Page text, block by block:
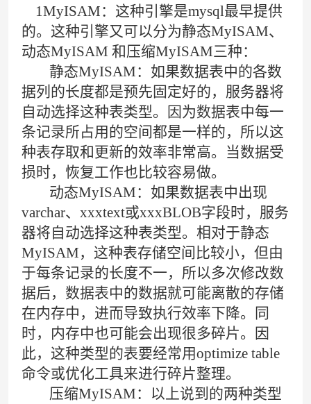
1MyISAM：这种引擎是mysql最早提供
的。这种引擎又可以分为静态MyISAM、
动态MyISAM 和压缩MyISAM三种：
静态MyISAM：如果数据表中的各数
据列的长度都是预先固定好的，服务器将
自动选择这种表类型。因为数据表中每一
条记录所占用的空间都是一样的，所以这
种表存取和更新的效率非常高。当数据受
损时，恢复工作也比较容易做。
动态MyISAM：如果数据表中出现
varchar、xxxtext或xxxBLOB字段时，服务
器将自动选择这种表类型。相对于静态
MyISAM，这种表存储空间比较小，但由
于每条记录的长度不一，所以多次修改数
据后，数据表中的数据就可能离散的存储
在内存中，进而导致执行效率下降。同
时，内存中也可能会出现很多碎片。因
此，这种类型的表要经常用optimize table
命令或优化工具来进行碎片整理。
压缩MyISAM：以上说到的两种类型